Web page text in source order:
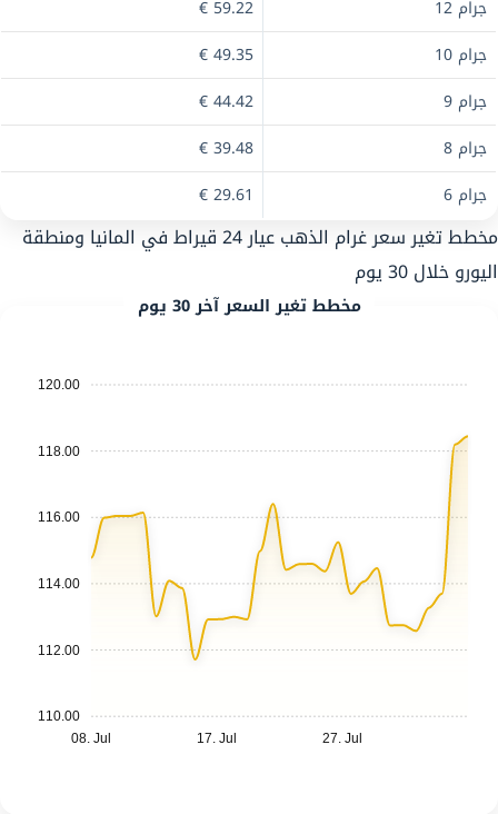
جرام 12
59.22 €
جرام 10
49.35 €
جرام 9
44.42 €
جرام 8
39.48 €
جرام 6
29.61 €
مخطط تغير سعر غرام الذهب عيار 24 قيراط في المانيا ومنطقة
اليورو خلال 30 يوم
مخطط تغير السعر آخر 30 يوم
120.00
118.00
116.00
114.00
112.00
110.00
08. Jul
17. Jul 27. Jul